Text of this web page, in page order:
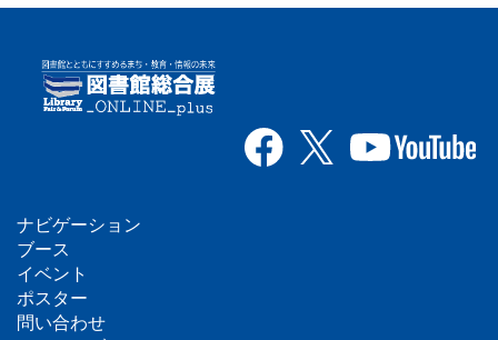
フ
ッ
ナビゲーション
ブース
イベント
ポスター
問い合わせ